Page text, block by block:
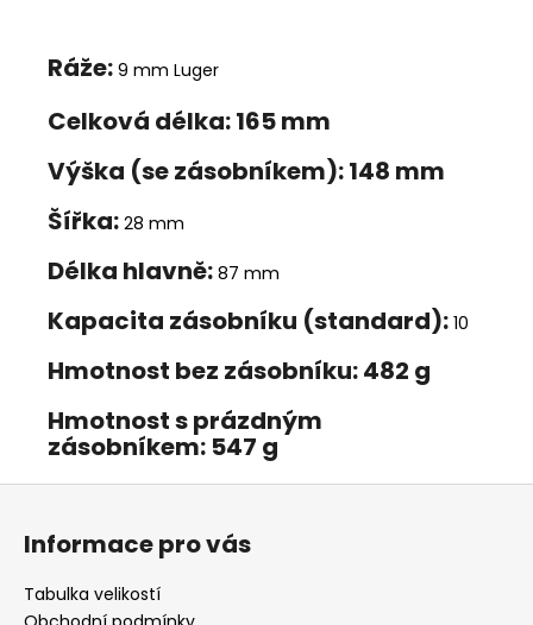
Ráže: 9 mm Luger
Celková délka:165 mm
Výška (se zásobníkem):148 mm
Šířka: 28 mm
Délka hlavně: 87 mm
Kapacita zásobníku (standard): 10
Hmotnost bez zásobníku:482 g
Hmotnost s prázdným
zásobníkem: 547 g
Z
Informace pro vás
Tabulka velikostí